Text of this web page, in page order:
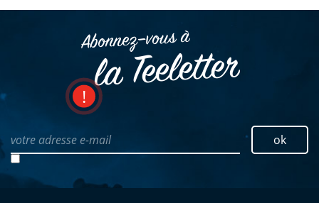
Abonnez–vous à
la Teeletter
votre adresse e-mail ok